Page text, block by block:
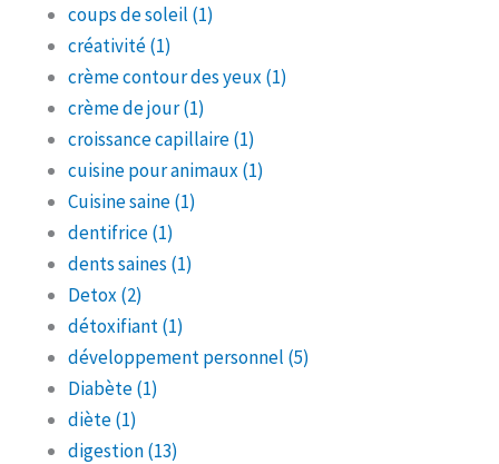
coups de soleil (1)
créativité(1)
crème contour des yeux(1)
crème de jour(1)
croissance capillaire(1)
cuisine pour animaux(1)
Cuisine saine(1)
dentifrice(1)
dents saines (1)
Detox(2)
détoxifiant(1)
développement personnel (5)
Diabète(1)
diète(1)
digestion(13)